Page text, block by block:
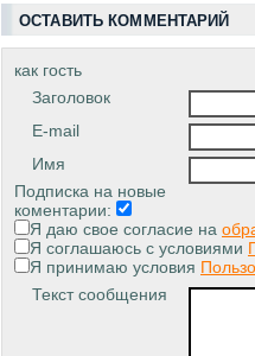
ОСТАВИТЬ КОММЕНТАРИЙ
как гость
Заголовок
E-mail
Имя
Подписка на новые
коментарии:
Я даю свое согласие на
Я соглашаюсь с условиями
Я принимаю условия
Текст сообщения